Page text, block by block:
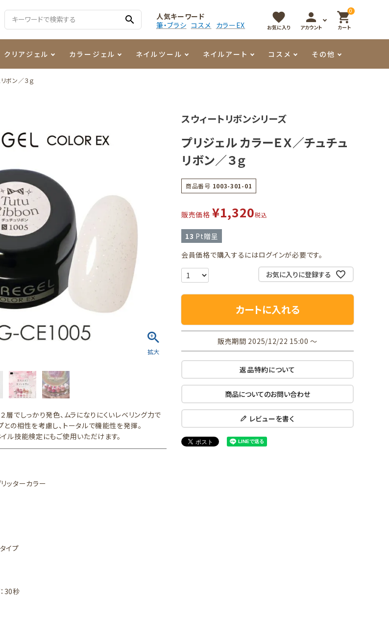
search
人気キーワード
筆・ブラシ コスメ カラーEX
favorite
お気に入り
person
アカウント
0
shopping_cart
カート
クリアジェル カラージェル
3Dクレイジェル
メタリックジェル
シュ
ネイルツール
容器・ポーチ
ネイルアート
その他
コスメ その他
ボン／３ｇ
層でしっかり発色、ムラになりにくいレベリング力で
の相性を考慮し、トータルで機能性を発揮。
ル技能検定にもご使用いただけます。
ッターカラー
イプ
30秒
スウィートリボンシリーズ
プリジェル カラーＥＸ／チュチュ
リボン／３ｇ
商品番号 1003-301-01
販売価格 ¥1,320税込
13 Pt贈呈
会員価格で購入するにはログインが必要です。
お気に入りに登録する
カートに入れる
販売期間 2025/12/22 15:00〜
返品特約について
商品についてのお問い合わせ
レビューを書く